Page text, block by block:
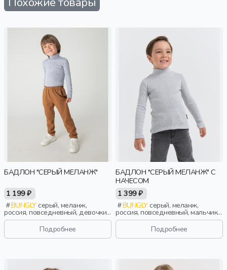
БАДЛОН "СЕРЫЙ МЕЛАНЖ"
1 199 ₽
BUNGLYсерый, меланж,
россия, повседневный, девочки,
малыши, дошкольники, дети
Подробнее
БАДЛОН "СЕРЫЙ МЕЛАНЖ" С
НАЧЕСОМ
1 399 ₽
BUNGLYсерый, меланж,
россия, повседневный, мальчики,
малыши, дошкольники, дети
Подробнее